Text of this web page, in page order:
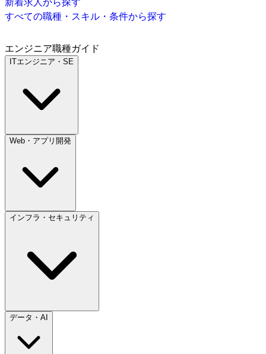
すべての職種・スキル・条件から探す
エンジニア職種ガイド
ITエンジニア・SE
Web・アプリ開発
インフラ・セキュリティ
データ・AI